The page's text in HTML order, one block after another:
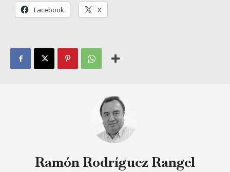
Facebook X
Ramón Rodríguez Rangel